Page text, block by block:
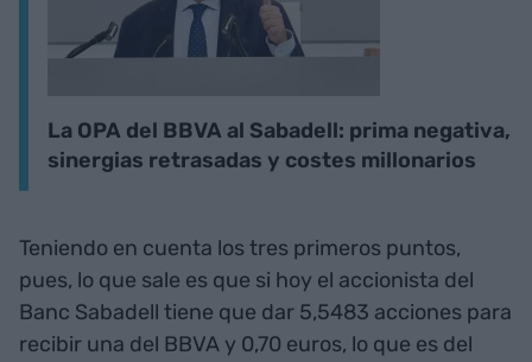
La OPA del BBVA al Sabadell: prima negativa,
sinergias retrasadas y costes millonarios
Teniendo en cuenta los tres primeros puntos,
pues, lo que sale es que si hoy el accionista del
Banc Sabadell tiene que dar 5,5483 acciones para
recibir una del BBVA y 0,70 euros, lo que es del